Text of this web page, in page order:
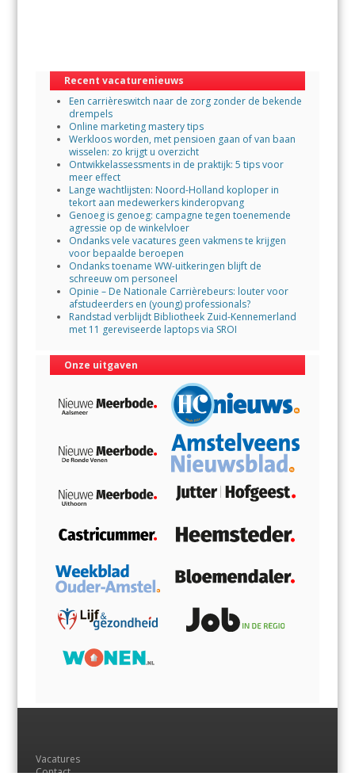
o
o
k
A
p
p
Recent vacaturenieuws
Een carrièreswitch naar de zorg zonder de bekende
drempels
Online marketing mastery tips
Werkloos worden, met pensioen gaan of van baan
wisselen: zo krijgt u overzicht
Ontwikkelassessments in de praktijk: 5 tips voor
meer effect
Lange wachtlijsten: Noord-Holland koploper in
tekort aan medewerkers kinderopvang
Genoeg is genoeg: campagne tegen toenemende
agressie op de winkelvloer
Ondanks vele vacatures geen vakmens te krijgen
voor bepaalde beroepen
Ondanks toename WW-uitkeringen blijft de
schreeuw om personeel
Opinie – De Nationale Carrièrebeurs: louter voor
afstudeerders en (young) professionals?
Randstad verblijdt Bibliotheek Zuid-Kennemerland
met 11 gereviseerde laptops via SROI
Onze uitgaven
Vacatures
Contact